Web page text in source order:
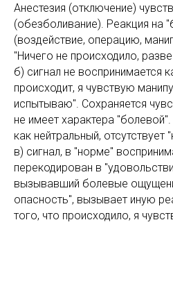
Анестезия (отключение)
(обезболивание). Реакция на
(воздействие, операцию,
"Ничего не происходило,
б) сигнал не воспринимается
происходит, я чувствую
испытываю". Сохраняется
не имеет характера
как нейтральный, отсутствует
в) сигнал, в "норме"
перекодирован в
вызывавший болевые
опасность", вызывает иную
того, что происходило, я